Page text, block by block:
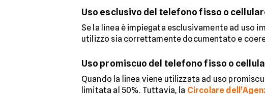
Uso esclusivo del telefono fisso o
Se la linea è impiegata esclusivamente ad uso
utilizzo sia correttamente documentato e
Uso promiscuo del telefono fisso o
Quando la linea viene utilizzata ad uso
limitata al 50%. Tuttavia, la Circolare